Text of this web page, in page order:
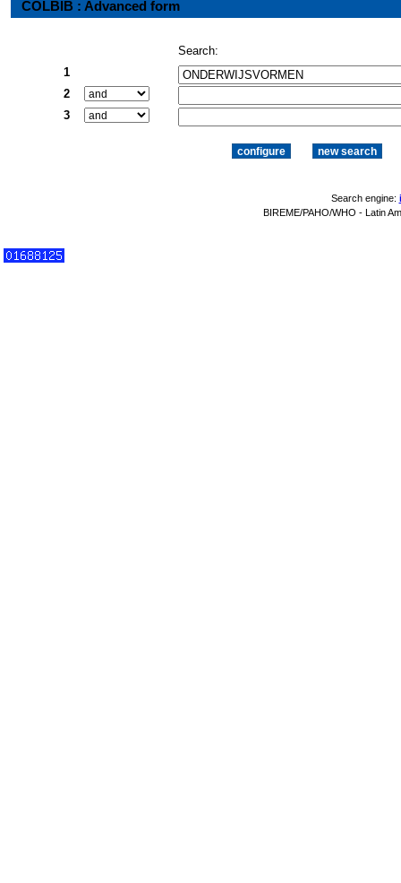
COLBIB : Advanced form
Search:
1
2
3
Search engine:
BIREME/PAHO/WHO - Latin